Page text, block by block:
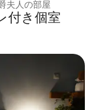
夫人の部屋
付き個室